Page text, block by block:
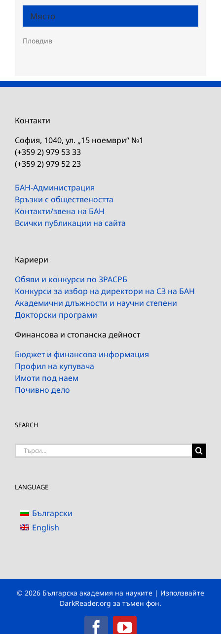
Място
Пловдив
Контакти
София, 1040, ул. „15 ноември“ №1
(+359 2) 979 53 33
(+359 2) 979 52 23
БАН-Администрация
Връзки с обществеността
Контакти/звена на БАН
Всички публикации на сайта
Кариери
Обяви и конкурси по ЗРАСРБ
Конкурси за избор на директори на СЗ на БАН
Академични длъжности и научни степени
Докторски програми
Финансова и стопанска дейност
Бюджет и финансова информация
Профил на купувача
Имоти под наем
Почивно дело
SEARCH
Търсене
LANGUAGE
Български
English
© 2026 Българска академия на науките | Използвайте
DarkReader.org за тъмен фон.